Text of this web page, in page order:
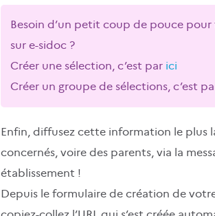
Besoin d’un petit coup de pouce
sur e-sidoc ?
Créer une sélection, c’est par ici
Créer un groupe de sélections, c’est
Enfin, diffusez cette information le plus
concernés, voire des parents, via la
établissement !
Depuis le formulaire de création de